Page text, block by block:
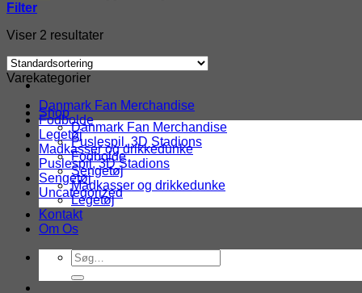
Shop
Danmark Fan Merchandise
Puslespil, 3D Stadions
Fodbolde
Sengetøj
Madkasser og drikkedunke
Legetøj
Kontakt
Om Os
Søg
efter:
Filter
Viser 2 resultater
Varekategorier
Danmark Fan Merchandise
Fodbolde
Legetøj
Madkasser og drikkedunke
Puslespil, 3D Stadions
Sengetøj
Uncategorized